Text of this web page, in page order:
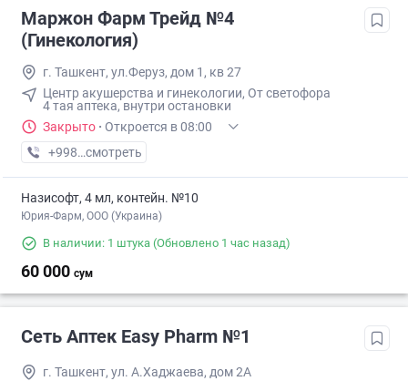
Маржон Фарм Трейд №4
(Гинекология)
г. Ташкент, ул.Феруз, дом 1, кв 27
Центр акушерства и гинекологии, От светофора
4 тая аптека, внутри остановки
Закрыто · Откроется в 08:00
+998 (77) XXX-XX-XX
смотреть
Назисофт, 4 мл, контейн. №10
Юрия-Фарм, ООО (Украина)
В наличии: 1 штука (Обновлено 1 час назад)
60 000 сум
Сеть Аптек Easy Pharm №1
г. Ташкент, ул. А.Хаджаева, дом 2А